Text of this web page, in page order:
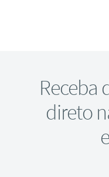
Receba
direto